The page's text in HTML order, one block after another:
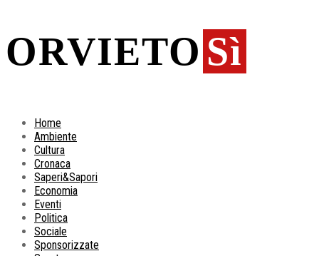
ORVIETO Sì
Home
Ambiente
Cultura
Cronaca
Saperi&Sapori
Economia
Eventi
Politica
Sociale
Sponsorizzate